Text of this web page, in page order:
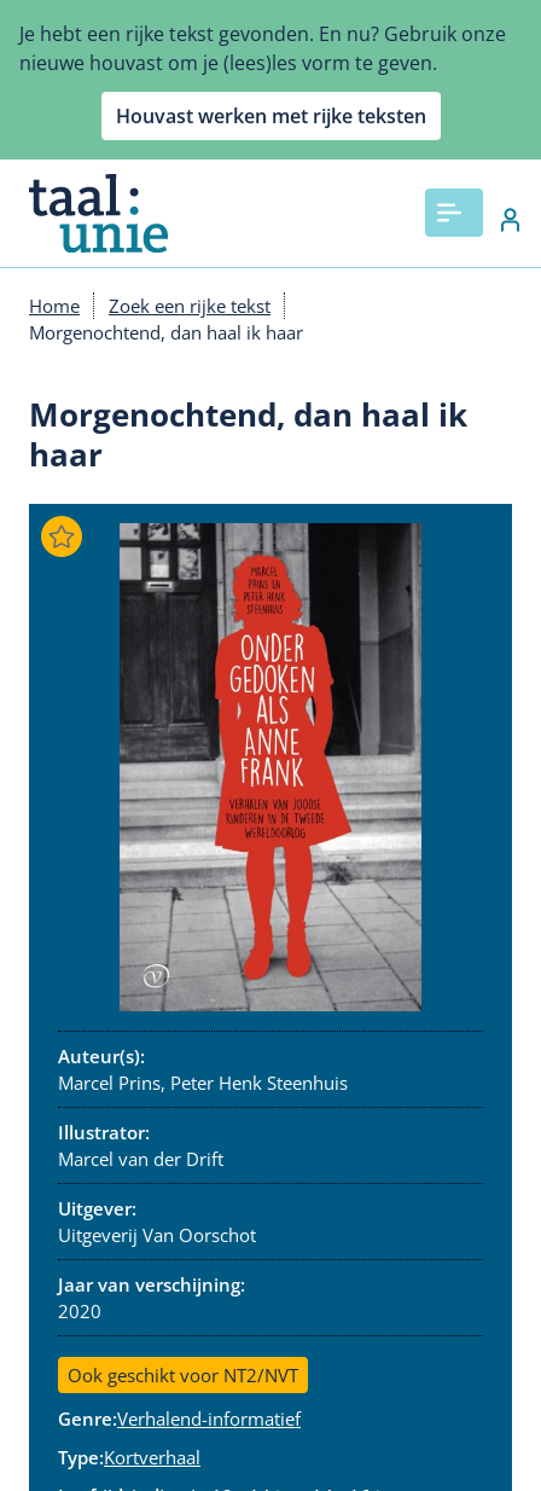
en
naar
gaan
Je hebt een rijke tekst gevonden. En nu? Gebruik onze
nieuwe houvast om je (lees)les vorm te geven.
Houvast werken met rijke teksten
Kruimelpad
Home
Zoek een rijke tekst
Morgenochtend, dan haal ik haar
Morgenochtend, dan haal ik
haar
Auteur(s):
Marcel Prins, Peter Henk Steenhuis
Illustrator:
Marcel van der Drift
Uitgever:
Uitgeverij Van Oorschot
Jaar van verschijning:
2020
Ook geschikt voor NT2/NVT
Genre:Verhalend-informatief
Type:Kortverhaal